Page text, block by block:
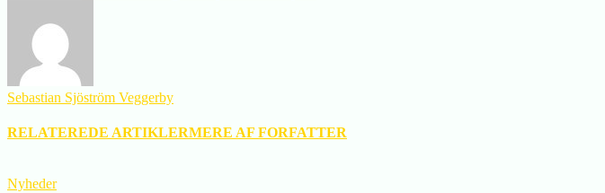
Sebastian Sjöström Veggerby
RELATEREDE ARTIKLERMERE AF FORFATTER
Nyheder